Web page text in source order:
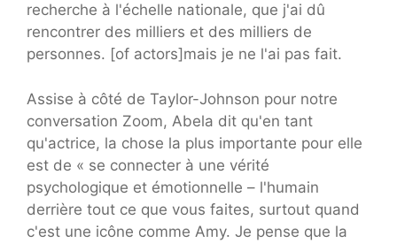
recherche à l'échelle nationale, que j'ai dû
rencontrer des milliers et des milliers de
personnes. [of actors]mais je ne l'ai pas fait.
Assise à côté de Taylor-Johnson pour notre
conversation Zoom, Abela dit qu'en tant
qu'actrice, la chose la plus importante pour elle
est de « se connecter à une vérité
psychologique et émotionnelle – l'humain
derrière tout ce que vous faites, surtout quand
c'est une icône comme Amy. Je pense que la